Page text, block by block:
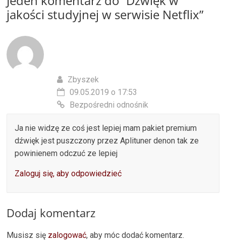
jakości studyjnej w serwisie Netflix”
Zbyszek
09.05.2019 o 17:53
Bezpośredni odnośnik
Ja nie widzę ze coś jest lepiej mam pakiet premium
dźwięk jest puszczony przez Aplituner denon tak ze
powinienem odczuć ze lepiej
Zaloguj się, aby odpowiedzieć
Dodaj komentarz
Musisz się zalogować, aby móc dodać komentarz.